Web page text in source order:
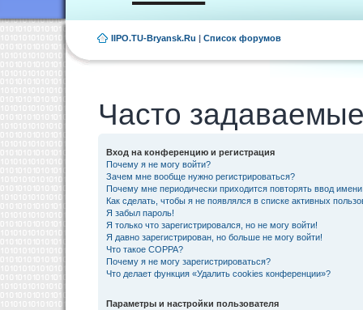
IIPO.TU-Bryansk.Ru | Список форумов
Часто
Вход на конференцию и регистрация
Почему я не могу войти?
Зачем мне вообще нужно регистрироваться?
Почему мне периодически приходится повторять ввод
Как сделать, чтобы я не появлялся в списке активных
Я забыл пароль!
Я только что зарегистрировался, но не могу войти!
Я давно зарегистрирован, но больше не могу войти!
Что такое COPPA?
Почему я не могу зарегистрироваться?
Что делает функция «Удалить cookies конференции»?
Параметры и настройки пользователя